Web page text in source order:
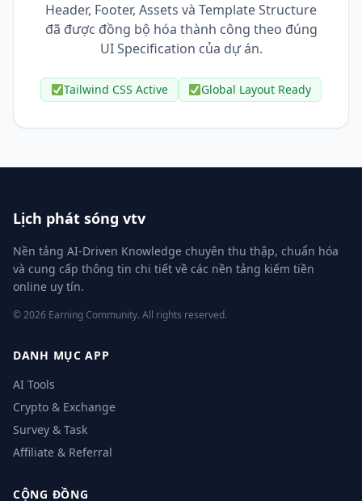
Header, Footer, Assets và Template Structure
đã được đồng bộ hóa thành công theo đúng
UI Specification của dự án.
Tailwind CSS Active Global Layout Ready
Lịch phát sóng vtv
Nền tảng AI-Driven Knowledge chuyên thu thập, chuẩn hóa
và cung cấp thông tin chi tiết về các nền tảng kiếm tiền
online uy tín.
© 2026 Earning Community. All rights reserved.
DANH MỤC APP
AI Tools
Crypto & Exchange
Survey & Task
Affiliate & Referral
CỘNG ĐỒNG